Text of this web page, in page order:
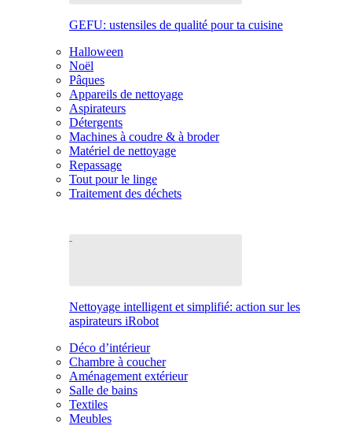
GEFU: ustensiles de qualité pour ta cuisine
Halloween
Noël
Pâques
Appareils de nettoyage
Aspirateurs
Détergents
Machines à coudre & à broder
Matériel de nettoyage
Repassage
Tout pour le linge
Traitement des déchets
Nettoyage intelligent et simplifié: action sur les
aspirateurs iRobot
Déco d’intérieur
Chambre à coucher
Aménagement extérieur
Salle de bains
Textiles
Meubles